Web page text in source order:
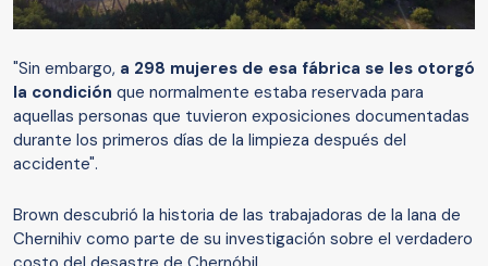
"Sin embargo, a 298 mujeres de esa fábrica se les otorgó
la condición que normalmente estaba reservada para
aquellas personas que tuvieron exposiciones documentadas
durante los primeros días de la limpieza después del
accidente".
Brown descubrió la historia de las trabajadoras de la lana de
Chernihiv como parte de su investigación sobre el verdadero